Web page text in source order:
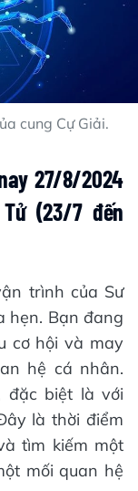
cung Cự Giải.
27/8/2024
(23/7 đến
trình của Sư
hẹn. Bạn đang
cơ hội và may
hệ cá nhân.
đặc biệt là với
là thời điểm
tìm kiếm một
mối quan hệ